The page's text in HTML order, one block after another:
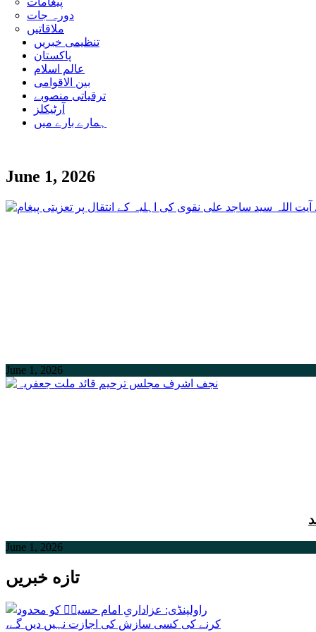
دورہ جات
ملاقاتیں
تنظیمی خبریں
پاکستان
عالم اسلام
بین الاقوامی
ترقیاتی منصوبے
آرٹیکلز
ہمارے بارے میں
June 1, 2026
June 1, 2026
June 1, 2026
تازه خبریں